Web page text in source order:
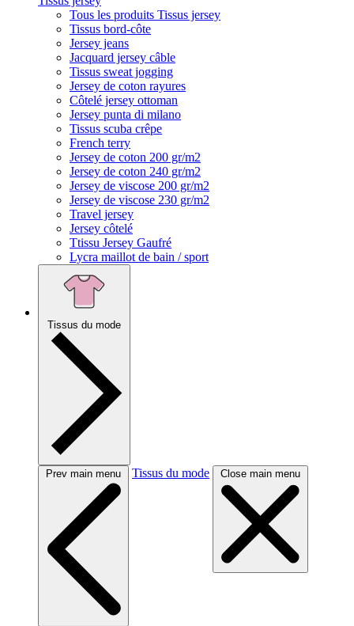
Tous les produits Tissus jersey
Tissus bord-côte
Jersey jeans
Jacquard jersey câble
Tissus sweat jogging
Jersey de coton rayures
Côtelé jersey ottoman
Jersey punta di milano
Tissus scuba crêpe
French terry
Jersey de coton 200 gr/m2
Jersey de coton 240 gr/m2
Jersey de viscose 200 gr/m2
Jersey de viscose 230 gr/m2
Travel jersey
Jersey côtelé
Ttissu Jersey Gaufré
Lycra maillot de bain / sport
Tissus du mode
Prev main menu Tissus du mode Close main menu